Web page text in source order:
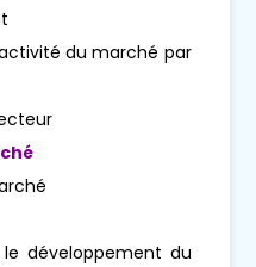
du marché par
développement du